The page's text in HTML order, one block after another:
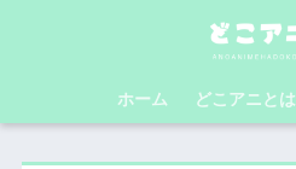
ホーム どこアニとは